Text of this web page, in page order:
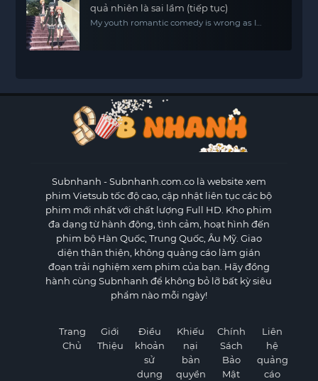
quả nhiên là sai lầm (tiếp tục)
My youth romantic comedy is wrong as I
Subnhanh - Subnhanh.com.co là website xem
phim Vietsub tốc độ cao, cập nhật liên tục các bộ
phim mới nhất với chất lượng Full HD. Kho phim
đa dạng từ hành động, tình cảm, hoạt hình đến
phim bộ Hàn Quốc, Trung Quốc, Âu Mỹ. Giao
diện thân thiện, không quảng cáo làm gián
đoạn trải nghiệm xem phim của bạn. Hãy đồng
hành cùng Subnhanh để không bỏ lỡ bất kỳ siêu
phẩm nào mỗi ngày!
Trang
Chủ
Giới
Thiệu
Điều
khoản
sử
dụng
Khiếu
nại
bản
quyền
Chính
Sách
Bảo
Mật
Liên
hệ
quảng
cáo